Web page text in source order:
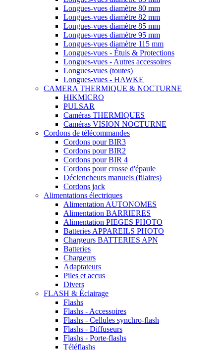
Longues-vues diamètre 80 mm
Longues-vues diamètre 82 mm
Longues-vues diamètre 85 mm
Longues-vues diamètre 95 mm
Longues-vues diamètre 115 mm
Longues-vues - Étuis & Protections
Longues-vues - Autres accessoires
Longues-vues (toutes)
Longues-vues - HAWKE
CAMERA THERMIQUE & NOCTURNE
HIKMICRO
PULSAR
Caméras THERMIQUES
Caméras VISION NOCTURNE
Cordons de télécommandes
Cordons pour BIR3
Cordons pour BIR2
Cordons pour BIR 4
Cordons pour crosse d'épaule
Déclencheurs manuels (filaires)
Cordons jack
Alimentations électriques
Alimentation AUTONOMES
Alimentation BARRIERES
Alimentation PIEGES PHOTO
Batteries APPAREILS PHOTO
Chargeurs BATTERIES APN
Batteries
Chargeurs
Adaptateurs
Piles et accus
Divers
FLASH & Éclairage
Flashs
Flashs - Accessoires
Flashs - Cellules synchro-flash
Flashs - Diffuseurs
Flashs - Porte-flashs
Téléflashs